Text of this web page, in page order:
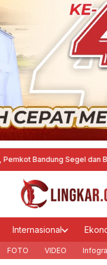
Bandung Segel dan
Internasional
FOTO VIDEO